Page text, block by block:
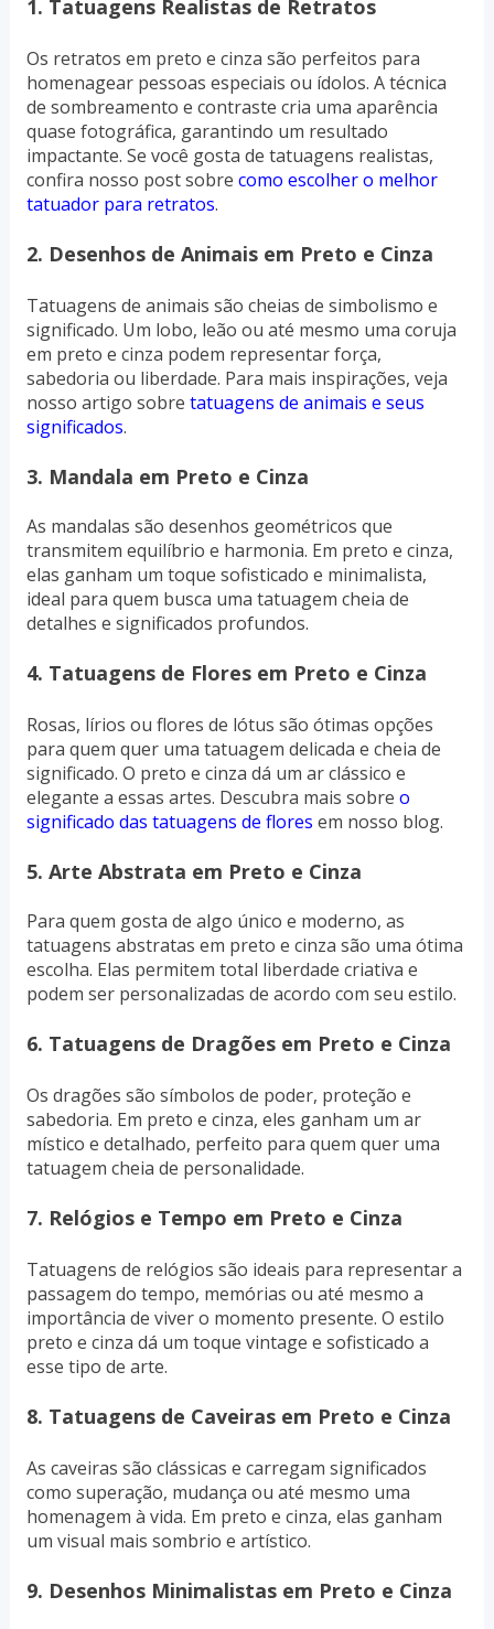
1. Tatuagens Realistas de Retratos
Os retratos em preto e cinza são perfeitos para
homenagear pessoas especiais ou ídolos. A técnica
de sombreamento e contraste cria uma aparência
quase fotográfica, garantindo um resultado
impactante. Se você gosta de tatuagens realistas,
confira nosso post sobre como escolher o melhor
tatuador para retratos.
2. Desenhos de Animais em Preto e Cinza
Tatuagens de animais são cheias de simbolismo e
significado. Um lobo, leão ou até mesmo uma coruja
em preto e cinza podem representar força,
sabedoria ou liberdade. Para mais inspirações, veja
nosso artigo sobre tatuagens de animais e seus
significados.
3. Mandala em Preto e Cinza
As mandalas são desenhos geométricos que
transmitem equilíbrio e harmonia. Em preto e cinza,
elas ganham um toque sofisticado e minimalista,
ideal para quem busca uma tatuagem cheia de
detalhes e significados profundos.
4. Tatuagens de Flores em Preto e Cinza
Rosas, lírios ou flores de lótus são ótimas opções
para quem quer uma tatuagem delicada e cheia de
significado. O preto e cinza dá um ar clássico e
elegante a essas artes. Descubra mais sobre o
significado das tatuagens de flores em nosso blog.
5. Arte Abstrata em Preto e Cinza
Para quem gosta de algo único e moderno, as
tatuagens abstratas em preto e cinza são uma ótima
escolha. Elas permitem total liberdade criativa e
podem ser personalizadas de acordo com seu estilo.
6. Tatuagens de Dragões em Preto e Cinza
Os dragões são símbolos de poder, proteção e
sabedoria. Em preto e cinza, eles ganham um ar
místico e detalhado, perfeito para quem quer uma
tatuagem cheia de personalidade.
7. Relógios e Tempo em Preto e Cinza
Tatuagens de relógios são ideais para representar a
passagem do tempo, memórias ou até mesmo a
importância de viver o momento presente. O estilo
preto e cinza dá um toque vintage e sofisticado a
esse tipo de arte.
8. Tatuagens de Caveiras em Preto e Cinza
As caveiras são clássicas e carregam significados
como superação, mudança ou até mesmo uma
homenagem à vida. Em preto e cinza, elas ganham
um visual mais sombrio e artístico.
9. Desenhos Minimalistas em Preto e Cinza